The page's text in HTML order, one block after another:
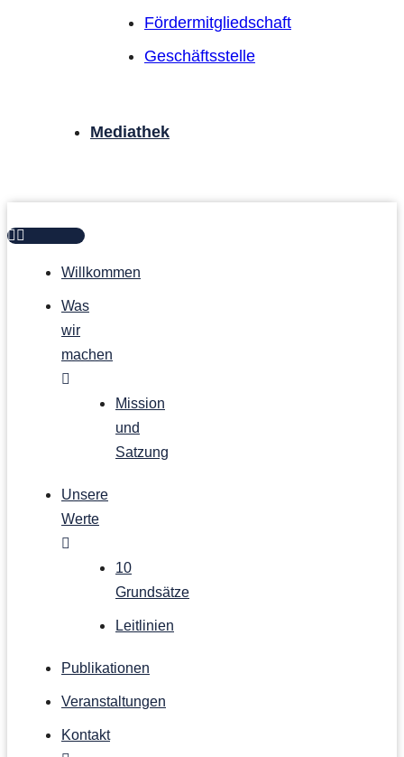
Förder­mitgliedschaft
Geschäftsstelle
Mediathek
Willkommen
Was
wir
machen
Mission
und
Satzung
Unsere
Werte
10
Grundsätze
Leitlinien
Publikationen
Veranstaltungen
Kontakt